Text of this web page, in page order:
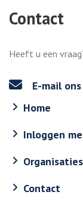
Contact
Heeft u een
E-mail ons
Home
Inloggen
Organisaties
Contact